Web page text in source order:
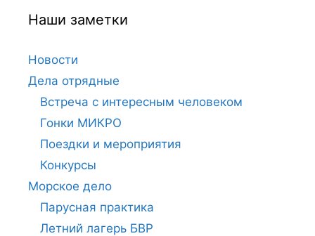
Наши заметки
Новости
Дела отрядные
Встреча с интересным человеком
Гонки МИКРО
Поездки и мероприятия
Конкурсы
Морское дело
Парусная практика
Летний лагерь БВР